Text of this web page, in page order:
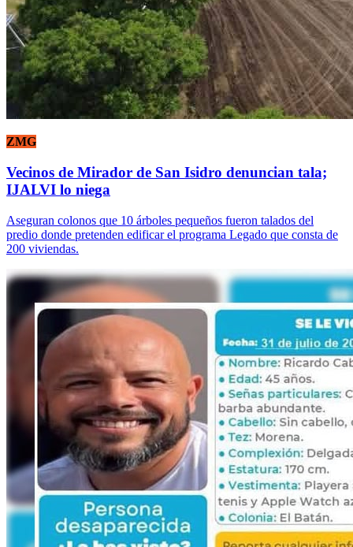
ZMG
Vecinos de Mirador de San Isidro denuncian tala;
IJALVI lo niega
Aseguran colonos que 10 árboles pequeños fueron talados del
predio donde pretenden edificar el programa Legado que consta de
200 viviendas.